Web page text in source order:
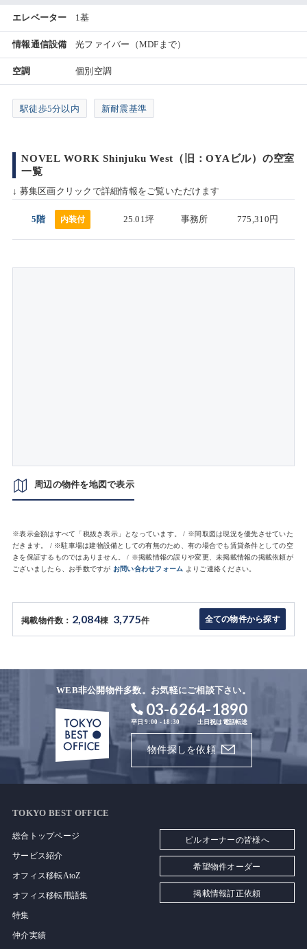
エレベーター 1基
情報通信設備 光ファイバー（MDFまで）
空調 個別空調
駅徒歩5分以内 新耐震基準
NOVEL WORK Shinjuku West（旧：OYAビル）の空室
一覧
↓ 募集区画クリックで詳細情報をご覧いただけます
5階 内装付 25.01坪 事務所 775,310円
周辺の物件を地図で表示
※表示金額はすべて「税抜き表示」となっています。 / ※間取図は現況を優先させていた
だきます。 / ※駐車場は建物設備としての有無のため、有の場合でも賃貸条件としての空
きを保証するものではありません。 / ※掲載情報の誤りや変更、未掲載情報の掲載依頼が
ございましたら、お手数ですが お問い合わせフォーム よりご連絡ください。
掲載物件数： 2,084棟 3,775件 全ての物件から探す
WEB非公開物件多数。お気軽にご相談下さい。
03-6264-1890
平日 9:00 - 18:30 土日祝は電話転送
物件探しを依頼
TOKYO BEST OFFICE
総合トップページ
サービス紹介
オフィス移転AtoZ
オフィス移転用語集
特集
仲介実績
ビルオーナーの皆様へ
希望物件オーダー
掲載情報訂正依頼